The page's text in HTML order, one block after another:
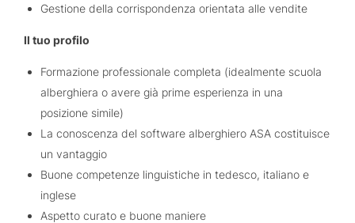
Gestione della corrispondenza orientata alle vendite
Il tuo profilo
Formazione professionale completa (idealmente scuola
alberghiera o avere già prime esperienza in una
posizione simile)
La conoscenza del software alberghiero ASA costituisce
un vantaggio
Buone competenze linguistiche in tedesco, italiano e
inglese
Aspetto curato e buone maniere